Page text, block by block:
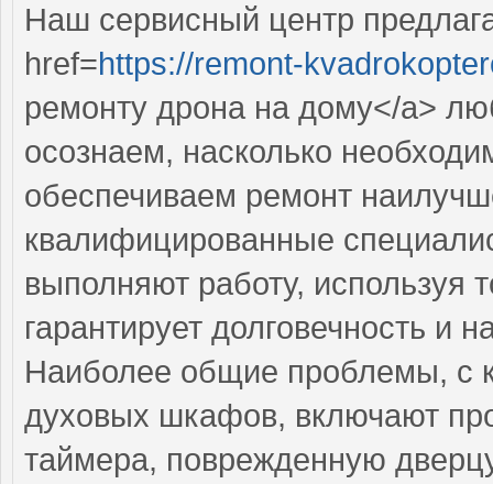
Наш сервисный центр
href=https://remont-
ремонту дрона на дому</a>
осознаем, насколько
обеспечиваем ремонт
квалифицированные
выполняют работу, используя
гарантирует долговечность и
Наиболее общие проблемы, с
духовых шкафов, включают
таймера, поврежденную